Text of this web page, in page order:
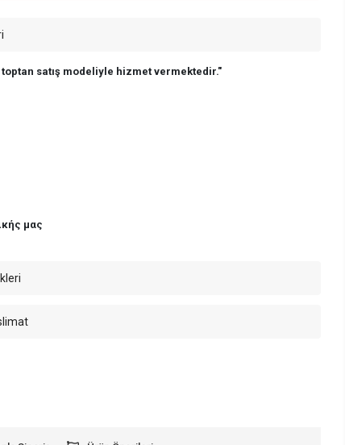
toptan satış modeliyle hizmet vermektedir."
μας